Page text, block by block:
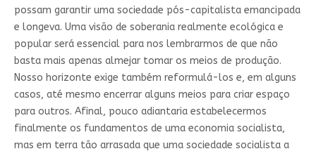
possam garantir uma sociedade pós-capitalista emancipada
e longeva. Uma visão de soberania realmente ecológica e
popular será essencial para nos lembrarmos de que não
basta mais apenas almejar tomar os meios de produção.
Nosso horizonte exige também reformulá-los e, em alguns
casos, até mesmo encerrar alguns meios para criar espaço
para outros. Afinal, pouco adiantaria estabelecermos
finalmente os fundamentos de uma economia socialista,
mas em terra tão arrasada que uma sociedade socialista a